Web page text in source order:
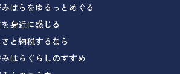
はらをゆるっとめぐる
身近に感じる
と納税するなら
はらぐらしのすすめ